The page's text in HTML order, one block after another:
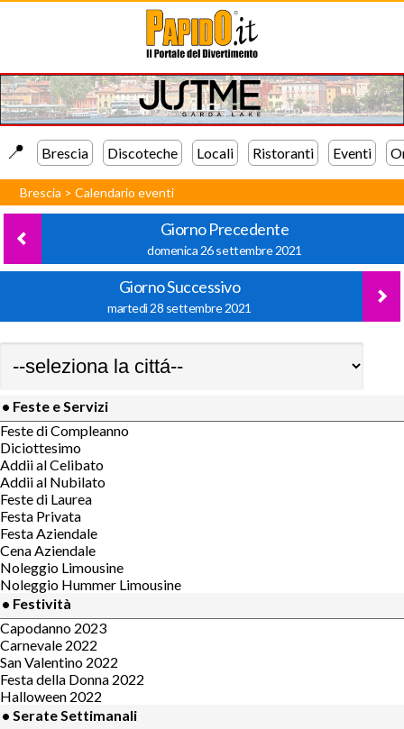
📍️ Brescia Discoteche Locali Ristoranti Eventi
Brescia >Calendario eventi
Giorno Precedente
domenica 26 settembre 2021
Giorno Successivo
martedì 28 settembre 2021
• Feste e Servizi
Feste di Compleanno
Diciottesimo
Addii al Celibato
Addii al Nubilato
Feste di Laurea
Festa Privata
Festa Aziendale
Cena Aziendale
Noleggio Limousine
Noleggio Hummer Limousine
• Festività
Capodanno 2023
Carnevale 2022
San Valentino 2022
Festa della Donna 2022
Halloween 2022
• Serate Settimanali